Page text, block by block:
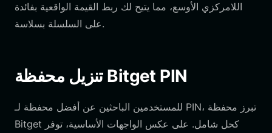
اللامركزي الأوسع، مما يتيح لك ربط القيمة الواقعية بفائدة
على السلسلة بسلاسة.
تنزيل محفظة Bitget PIN
للمستخدمين الباحثين عن أفضل محفظة لـ PIN، تبرز محفظة
Bitget كحل شامل. على عكس الواجهات الأساسية، توفر